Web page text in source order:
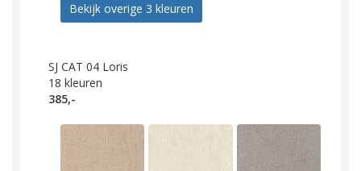
Bekijk overige 3 kleuren
SJ CAT 04 Loris
18 kleuren
385,-